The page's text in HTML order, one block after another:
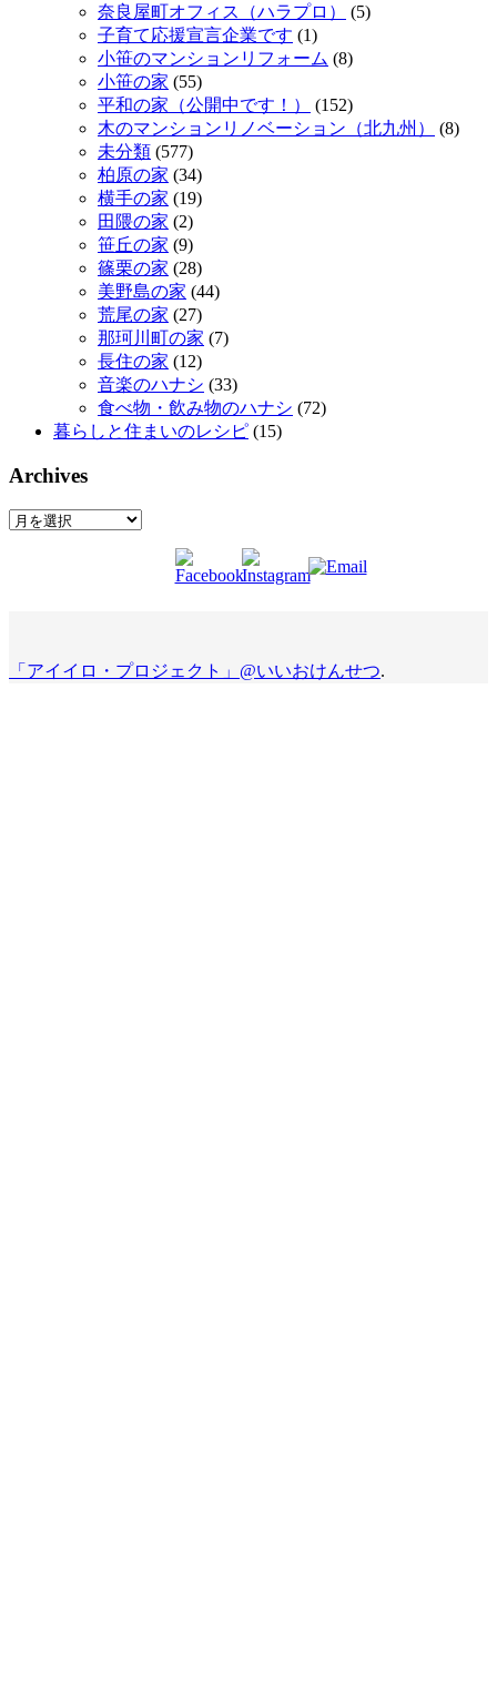
奈良屋町オフィス（ハラプロ）
(5)
子育て応援宣言企業です (1)
小笹のマンションリフォーム (8)
小笹の家 (55)
平和の家（公開中です！）
(152)
木のマンションリノベーション（北九州）
(8)
未分類 (577)
柏原の家 (34)
横手の家 (19)
田隈の家 (2)
笹丘の家 (9)
篠栗の家 (28)
美野島の家 (44)
荒尾の家 (27)
那珂川町の家 (7)
長住の家 (12)
音楽のハナシ (33)
食べ物・飲み物のハナシ (72)
暮らしと住まいのレシピ (15)
Archives
Archives
「アイイロ・プロジェクト」@いいおけんせつ.